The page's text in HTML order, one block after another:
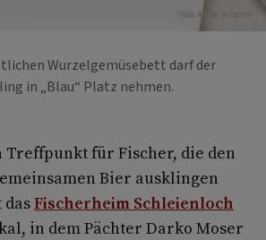
Foto: Mirco Taliercio
Wurzelgemüsebett darf der
in „Blau“ Platz nehmen.
Treffpunkt für Fischer, die den
Bier ausklingen
Fischerheim Schleienloch
in dem Pächter Darko Moser